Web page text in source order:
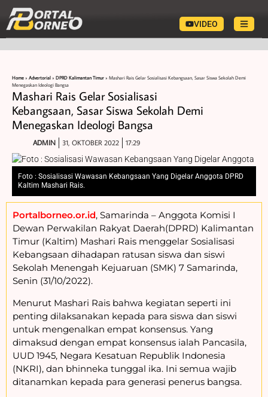
VIDEO
Home » Advertorial » DPRD Kalimantan Timur » Mashari Rais Gelar Sosialisasi Kebangsaan, Sasar Siswa Sekolah Demi
Menegaskan Ideologi Bangsa
Mashari Rais Gelar Sosialisasi
Kebangsaan, Sasar Siswa Sekolah Demi
Menegaskan Ideologi Bangsa
ADMIN 31, OKTOBER 2022 17:29
Foto : Sosialisasi Wawasan Kebangsaan Yang Digelar Anggota DPRD
Kaltim Mashari Rais.
Portalborneo.or.id, Samarinda – Anggota Komisi I
Dewan Perwakilan Rakyat Daerah(DPRD) Kalimantan
Timur (Kaltim) Mashari Rais menggelar Sosialisasi
Kebangsaan dihadapan ratusan siswa dan siswi
Sekolah Menengah Kejuaruan (SMK) 7 Samarinda,
Senin (31/10/2022).
Menurut Mashari Rais bahwa kegiatan seperti ini
penting dilaksanakan kepada para siswa dan siswi
untuk mengenalkan empat konsensus. Yang
dimaksud dengan empat konsensus ialah Pancasila,
UUD 1945, Negara Kesatuan Republik Indonesia
(NKRI), dan bhinneka tunggal ika. Ini semua wajib
ditanamkan kepada para generasi penerus bangsa.